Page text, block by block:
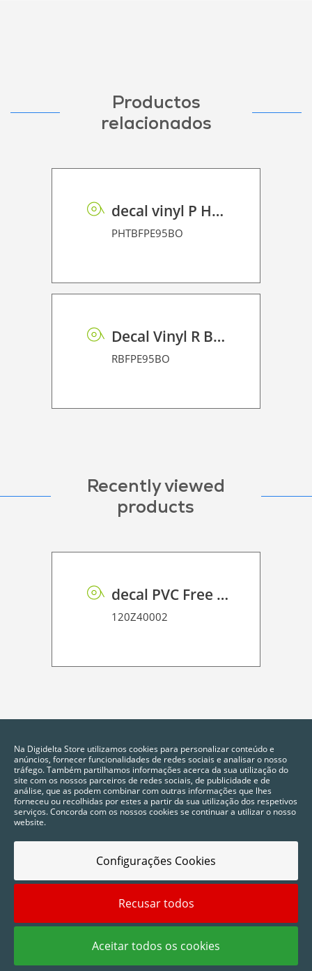
Productos
relacionados
decal vinyl P HT BF PE 95 BO
PHTBFPE95BO
Decal Vinyl R BF PE 95 BO
RBFPE95BO
Recently viewed
products
decal PVC Free P HT PE 75 UVP
120Z40002
2025 © Digidelta Store - Think Green. Todos os direitos reservados.
Na Digidelta Store utilizamos cookies para personalizar conteúdo e
anúncios, fornecer funcionalidades de redes sociais e analisar o nosso
tráfego. Também partilhamos informações acerca da sua utilização do
site com os nossos parceiros de redes sociais, de publicidade e de
análise, que as podem combinar com outras informações que lhes
forneceu ou recolhidas por estes a partir da sua utilização dos respetivos
serviços. Concorda com os nossos cookies se continuar a utilizar o nosso
website.
Configurações Cookies
Recusar todos
Aceitar todos os cookies